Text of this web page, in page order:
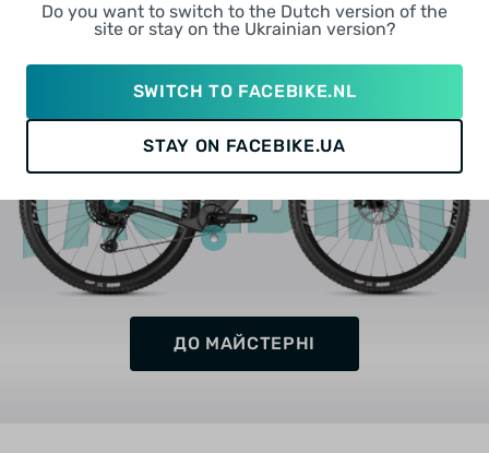
ДО МАЙСТЕРНІ
Do you want to switch to the Dutch version of the
site or stay on the Ukrainian version?
SWITCH TO FACEBIKE.NL
STAY ON FACEBIKE.UA